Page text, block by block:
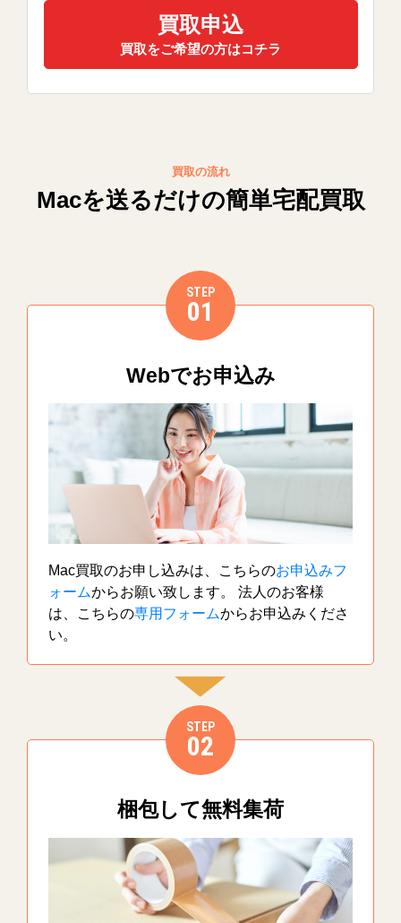
買取申込
買取をご希望の方はコチラ
買取の流れ
Macを送るだけの簡単宅配買取
STEP
01
Webでお申込み
Mac買取のお申し込みは、こちらのお申込みフ
ォームからお願い致します。 法人のお客様
は、こちらの専用フォームからお申込みくださ
い。
STEP
02
梱包して無料集荷